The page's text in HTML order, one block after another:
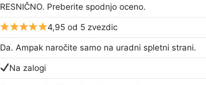
RESNIČNO. Preberite spodnjo oceno.
4,95 od 5 zvezdic
Da. Ampak naročite samo na uradni spletni strani.
Na zalogi